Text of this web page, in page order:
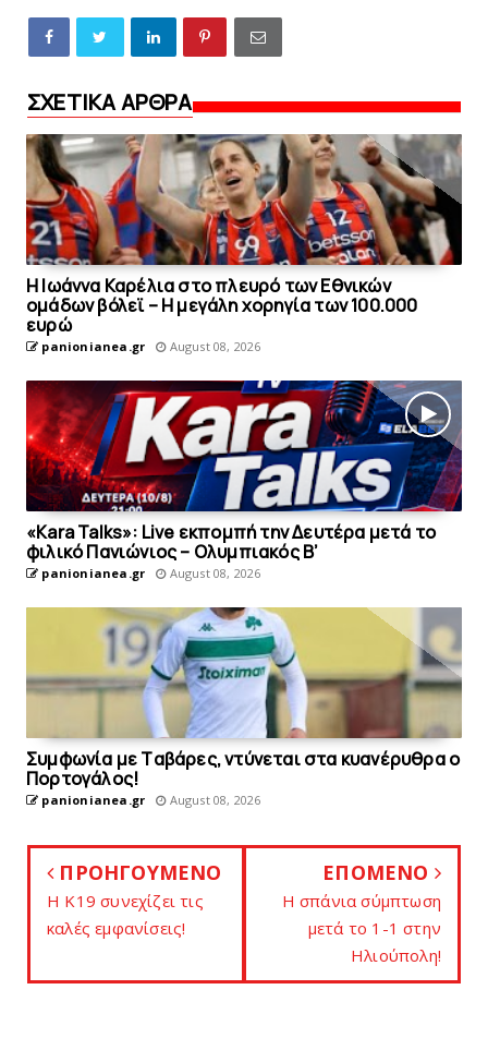
ΣΧΕΤΙΚΑ ΑΡΘΡΑ
Η Ιωάννα Καρέλια στο πλευρό των Εθνικών
ομάδων βόλεϊ – H μεγάλη χορηγία των 100.000
ευρώ
panionianea.gr August 08, 2026
«Kara Talks»: Live εκπομπή την Δευτέρα μετά το
φιλικό Πανιώνιος – Ολυμπιακός Β’
panionianea.gr August 08, 2026
Συμφωνία με Tαβάρες, ντύνεται στα κυανέρυθρα ο
Πορτογάλος!
panionianea.gr August 08, 2026
ΠΡΟΗΓΟΥΜΕΝΟ
Η Κ19 συνεχίζει τις
καλές εμφανίσεις!
ΕΠΟΜΕΝΟ
Η σπάνια σύμπτωση
μετά το 1-1 στην
Ηλιούπολη!